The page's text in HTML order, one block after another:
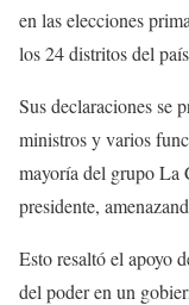
en las elecciones
los 24 distritos del
Sus declaraciones se
ministros y varios
mayoría del grupo La
presidente,
Esto resaltó el apoyo
del poder en un